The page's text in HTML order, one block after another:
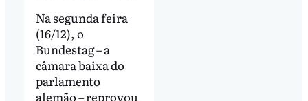
Na segunda feira
(16/12), o
Bundestag – a
câmara baixa do
parlamento
alemão – reprovou